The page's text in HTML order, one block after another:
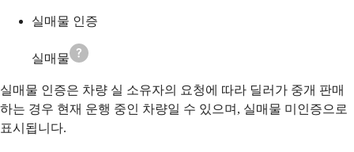
실매물 인증
실매물
실매물 인증은 차량 실 소유자의 요청에 따라 딜러가 중개 판매
하는 경우 현재 운행 중인 차량일 수 있으며, 실매물 미인증으로
표시됩니다.